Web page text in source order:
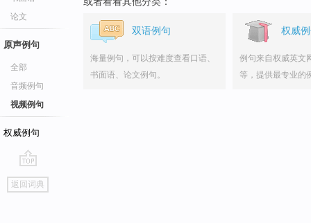
论文
原声例句
全部
音频例句
视频例句
权威例句
go
top
返回词典
双语例句
海量例句，可以按难度查看口语、
书面语、论文例句。
权威
例句来自权威英文
等，提供最专业的